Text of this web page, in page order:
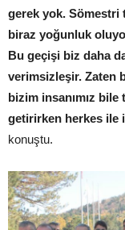
gerek yok. Sömestri
biraz yoğunluk
Bu geçişi biz daha
verimsizleşir. Zaten
bizim insanımız
getirirken herkes ile
konuştu.